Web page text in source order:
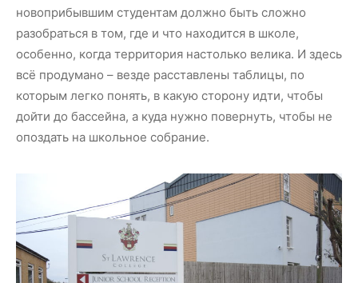
новоприбывшим студентам должно быть сложно
разобраться в том, где и что находится в школе,
особенно, когда территория настолько велика. И здесь
всё продумано – везде расставлены таблицы, по
которым легко понять, в какую сторону идти, чтобы
дойти до бассейна, а куда нужно повернуть, чтобы не
опоздать на школьное собрание.